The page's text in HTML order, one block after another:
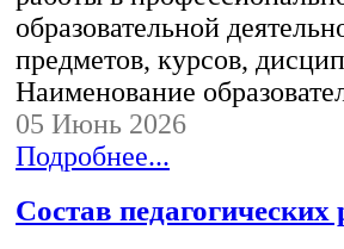
образовательной
предметов, курсов,
Наименование
05 Июнь 2026
Подробнее...
Состав педагогических